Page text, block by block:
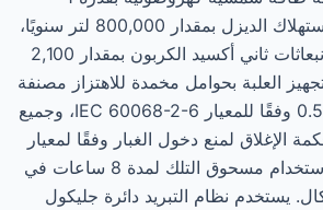
ميجاوات إلى خفض استهلاك الديزل بمقدار 800,000 لتر سنويًا،
وهو ما يعادل خفض انبعاثات ثاني أكسيد الكربون بمقدار 2,100
العلبة بحوامل مخمدة للاهتزاز مصنفة
لاهتزاز مستمر يبلغ 0.5g وفقًا للمعيار IEC 60068-2-6، وجميع
الإغلاق لمنع دخول الغبار وفقًا لمعيار
IP6X، وتم اختبارها باستخدام مسحوق التلك لمدة 8 ساعات في
كيلو باسكال. يستخدم نظام التبريد دائرة جليكول